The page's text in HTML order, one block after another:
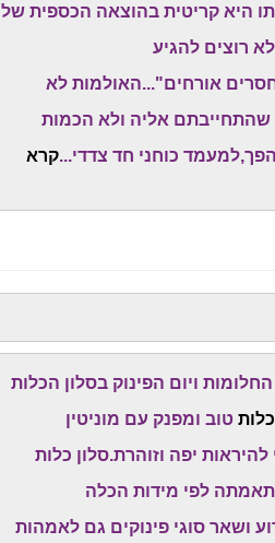
היא קריטית בהוצאה הכספית של
רוצים להגיע
אורחים"...האולמות לא
שהתחייבתם אליה ולא הכמות
כוחני חד צדדי...קרא
ויום הפינוק בסלון הכלות
טוב ומפנק עם מוניטין
יפה וזוהרת.סלון כלות
לפי מידות הכלה
ושאר סוגי פינוקים גם לאמהות